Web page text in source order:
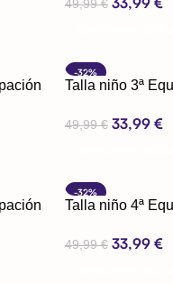
49,99€
-32%
Talla niño 3ª
49,99€ 33,99 €
-32%
Talla niño 4ª
49,99€ 33,99 €